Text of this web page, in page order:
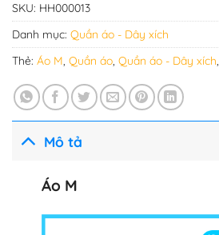
SKU: HH000013
Danh mục: Quần áo - Dây xích
Thẻ: Áo M, Quần áo, Quần áo - Dây xích,
Mô tả
Áo M